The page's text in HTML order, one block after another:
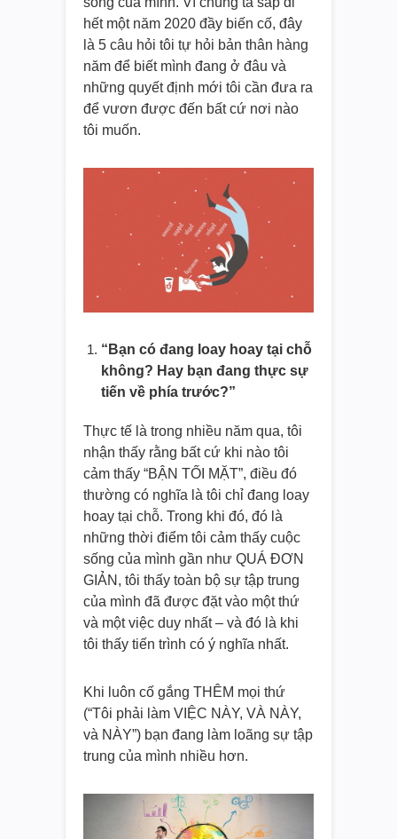
hết một năm 2020 đầy biến cố, đây
là 5 câu hỏi tôi tự hỏi bản thân hàng
năm để biết mình đang ở đâu và
những quyết định mới tôi cần đưa ra
để vươn được đến bất cứ nơi nào
tôi muốn.
“Bạn có đang loay hoay tại chỗ
không? Hay bạn đang thực sự
tiến về phía trước?”
Thực tế là trong nhiều năm qua, tôi
nhận thấy rằng bất cứ khi nào tôi
cảm thấy “BẬN TỐI MẶT”, điều đó
thường có nghĩa là tôi chỉ đang loay
hoay tại chỗ. Trong khi đó, đó là
những thời điểm tôi cảm thấy cuộc
sống của mình gần như QUÁ ĐƠN
GIẢN, tôi thấy toàn bộ sự tập trung
của mình đã được đặt vào một thứ
và một việc duy nhất – và đó là khi
tôi thấy tiến trình có ý nghĩa nhất.
Khi luôn cố gắng THÊM mọi thứ
(“Tôi phải làm VIỆC NÀY, VÀ NÀY,
và NÀY”) bạn đang làm loãng sự tập
trung của mình nhiều hơn.